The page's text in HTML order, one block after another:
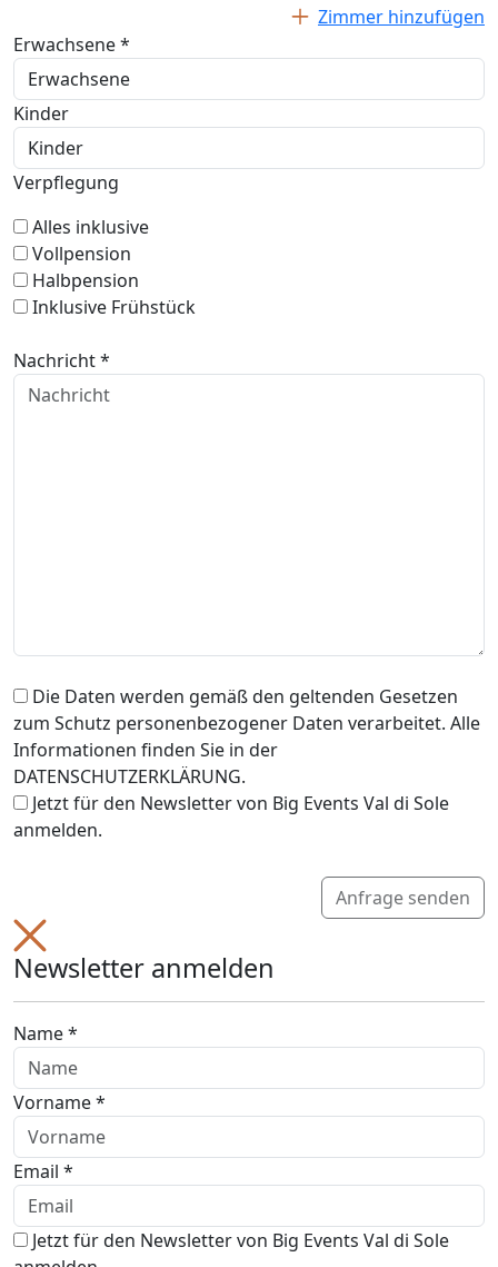
Zimmer hinzufügen
Erwachsene *
Kinder
Verpflegung
Alles inklusive
Vollpension
Halbpension
Inklusive Frühstück
Nachricht *
Die Daten werden gemäß den geltenden Gesetzen
zum Schutz personenbezogener Daten verarbeitet. Alle
Informationen finden Sie in der
DATENSCHUTZERKLÄRUNG.
Jetzt für den Newsletter von Big Events Val di Sole
anmelden.
Anfrage senden
Newsletter anmelden
Name *
Vorname *
Email *
Jetzt für den Newsletter von Big Events Val di Sole